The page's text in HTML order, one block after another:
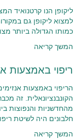
ליקופן הנו קרטנואיד
למצוא ליקופן גם
כמותו הגדולה ביותר
המשך קריאה
ריפוי באמצעות
הריפוי באמצעות
הקונבנציונאלית. זה
מהחדשניות והנפוצות
חלבונים היה לשיטת
המשך קריאה